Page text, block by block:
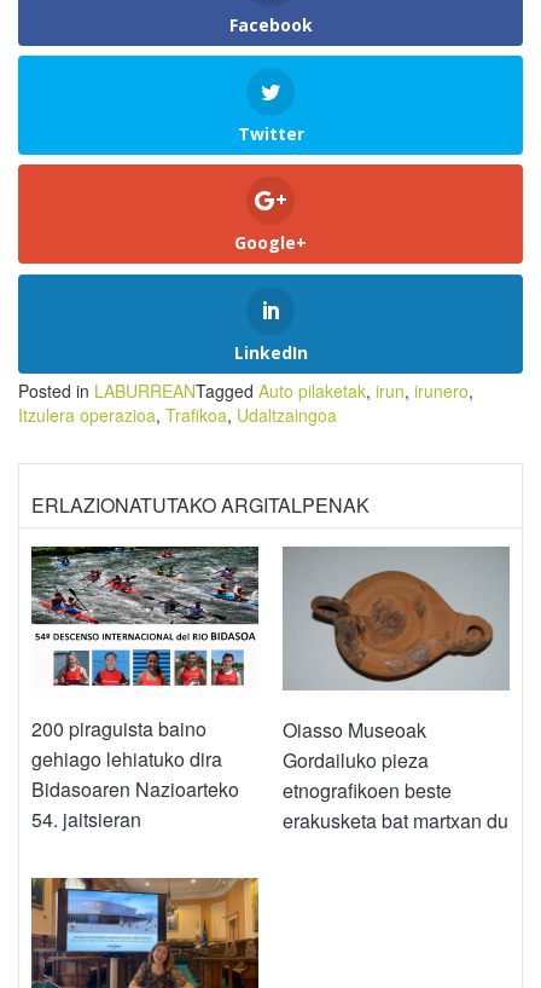
Facebook
Twitter
Google+
LinkedIn
Posted in LABURREANTagged Auto pilaketak, irun, irunero,
Itzulera operazioa, Trafikoa, Udaltzaingoa
ERLAZIONATUTAKO ARGITALPENAK
200 piraguista baino
gehiago lehiatuko dira
Bidasoaren Nazioarteko
54. jaitsieran
Oiasso Museoak
Gordailuko pieza
etnografikoen beste
erakusketa bat martxan du